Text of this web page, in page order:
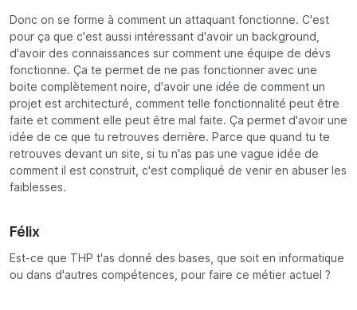
Donc on se forme à comment un attaquant fonctionne. C'est
pour ça que c'est aussi intéressant d'avoir un background,
d'avoir des connaissances sur comment une équipe de dévs
fonctionne. Ça te permet de ne pas fonctionner avec une
boite complètement noire, d'avoir une idée de comment un
projet est architecturé, comment telle fonctionnalité peut être
faite et comment elle peut être mal faite. Ça permet d'avoir une
idée de ce que tu retrouves derrière. Parce que quand tu te
retrouves devant un site, si tu n'as pas une vague idée de
comment il est construit, c'est compliqué de venir en abuser les
faiblesses.
Félix
Est-ce que THP t'as donné des bases, que soit en informatique
ou dans d'autres compétences, pour faire ce métier actuel ?